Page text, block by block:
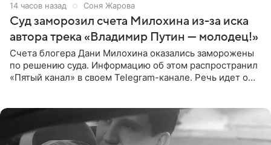
14 часов назад Соня Жарова
Суд заморозил счета Милохина из-за иска
автора трека «Владимир Путин — молодец!»
Счета блогера Дани Милохина оказались заморожены
по решению суда. Информацию об этом распространил
«Пятый канал» в своем Telegram-канале. Речь идет о